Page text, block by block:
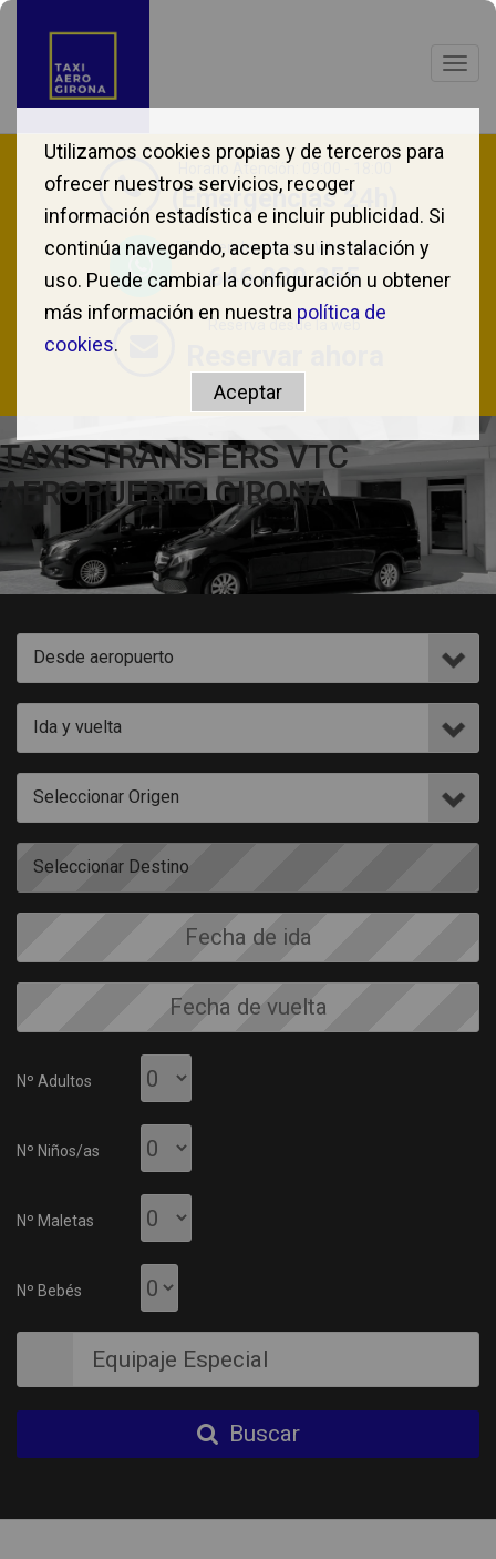
Horario Atención: 09:00 - 18:00
(Emergencias 24h)
Te atendemos por WhatsApp
646 039 355
Reserva desde la web
TAXIS TRANSFERS VTC
AEROPUERTO GIRONA
Nº Adultos
Nº Niños/as
Nº Maletas
Nº Bebés
Equipaje Especial
Buscar
Utilizamos cookies propias y de terceros para
ofrecer nuestros servicios, recoger
información estadística e incluir publicidad. Si
continúa navegando, acepta su instalación y
uso. Puede cambiar la configuración u obtener
más información en nuestra política de
cookies.